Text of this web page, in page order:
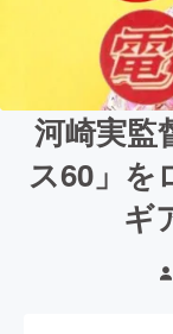
河崎実監
ス60」を
ギ